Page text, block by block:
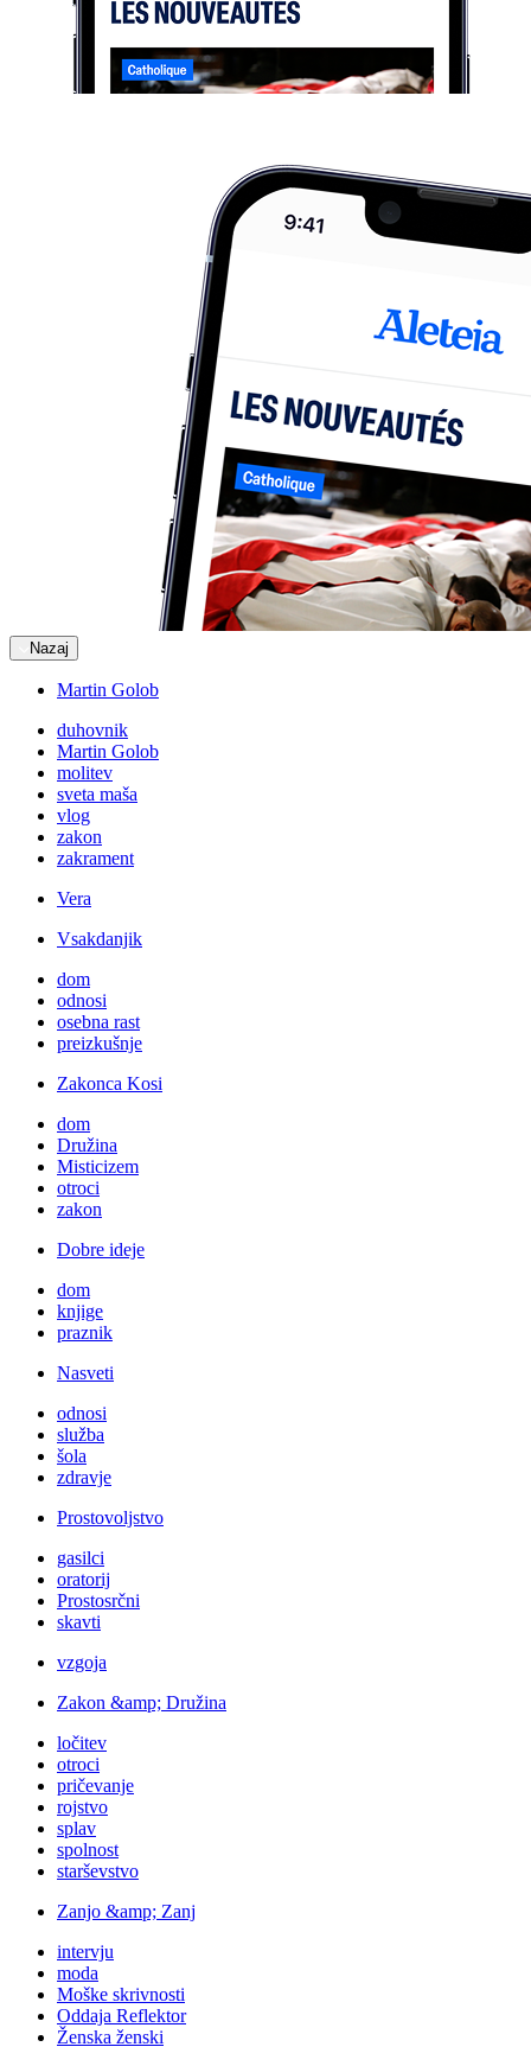
Nazaj
Martin Golob
duhovnik
Martin Golob
molitev
sveta maša
vlog
zakon
zakrament
Vera
Vsakdanjik
dom
odnosi
osebna rast
preizkušnje
Zakonca Kosi
dom
Družina
Misticizem
otroci
zakon
Dobre ideje
dom
knjige
praznik
Nasveti
odnosi
služba
šola
zdravje
Prostovoljstvo
gasilci
oratorij
Prostosrčni
skavti
vzgoja
Zakon &amp; Družina
ločitev
otroci
pričevanje
rojstvo
splav
spolnost
starševstvo
Zanjo &amp; Zanj
intervju
moda
Moške skrivnosti
Oddaja Reflektor
Ženska ženski